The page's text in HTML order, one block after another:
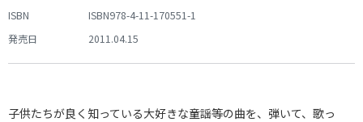
ISBN
ISBN978-4-11-170551-1
発売日
2011.04.15
子供たちが良く知っている大好きな童謡等の曲を、弾いて、歌っ